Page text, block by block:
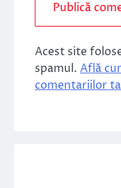
Acest site
spamul. Află
comentariilor